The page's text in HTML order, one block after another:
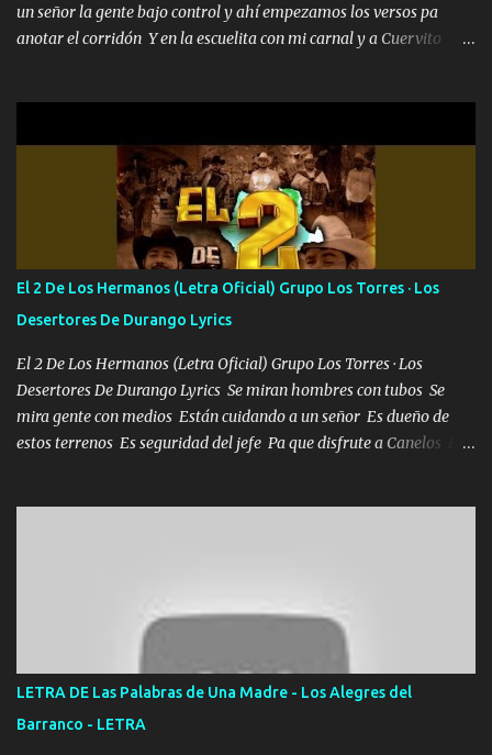
un señor la gente bajo control y ahí empezamos los versos pa
anotar el corridón Y en la escuelita con mi carnal y a Cuervito
camisa es color Verde y peleam0s la Bandera por todita a la ciudad
con los drones patrullando la Frontera De Tijuana Bulevares
Bellas Artes me ve en las blancas ya hace falta mi APA FLACO
verde se le extraña pa que sepan Aquí Pura GENTE DE LA RANA 🐸
POR CLAVE ES EL CALI 4 EN LA CIUDAD TIJUANA Música Al
tirante andamos mi carnal atento a cualquier necesidad no porque
se ve limpio el camino nos confiamos al andar y nunca con la
misma piedra me vuelvo a tropezar Cuando ando de enamorado
en corto me tiró a per...
El 2 De Los Hermanos (Letra Oficial) Grupo Los Torres · Los
Desertores De Durango Lyrics
El 2 De Los Hermanos (Letra Oficial) Grupo Los Torres · Los
Desertores De Durango Lyrics Se miran hombres con tubos Se
mira gente con medios Están cuidando a un señor Es dueño de
estos terrenos Es seguridad del jefe Pa que disfrute a Canelos Es
ahí está el Hombre Cuarenta y también Pariente 7 arreglan
cualquier problema no más es cuestión que ordené NOS HACE
FALTA UN HERMANO DE CLAVE ERA EL 24 SIEMPRE FUE UN
HOMBRE VALIENTE POR ALGO M'URIÓ PELEAND0 SIEMPRE
VIO POR LA FAMILIA PARA QUE SIGA EL LEGADO Es el DOS de
LETRA DE Las Palabras de Una Madre - Los Alegres del
Barranco - LETRA